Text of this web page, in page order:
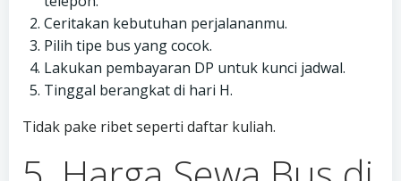
Ceritakan kebutuhan perjalananmu.
Pilih tipe bus yang cocok.
Lakukan pembayaran DP untuk kunci jadwal.
Tinggal berangkat di hari H.
Tidak pake ribet seperti daftar kuliah.